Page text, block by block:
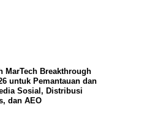
MarTech Breakthrough
untuk Pemantauan dan
Sosial, Distribusi
dan AEO